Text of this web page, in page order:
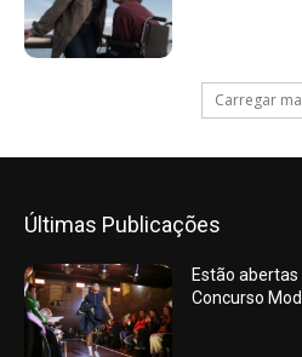
Carregar
Últimas Publicações
Estão
Concurso